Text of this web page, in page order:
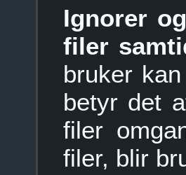
Ignorer
filer
bruker
betyr det
filer
filer, blir